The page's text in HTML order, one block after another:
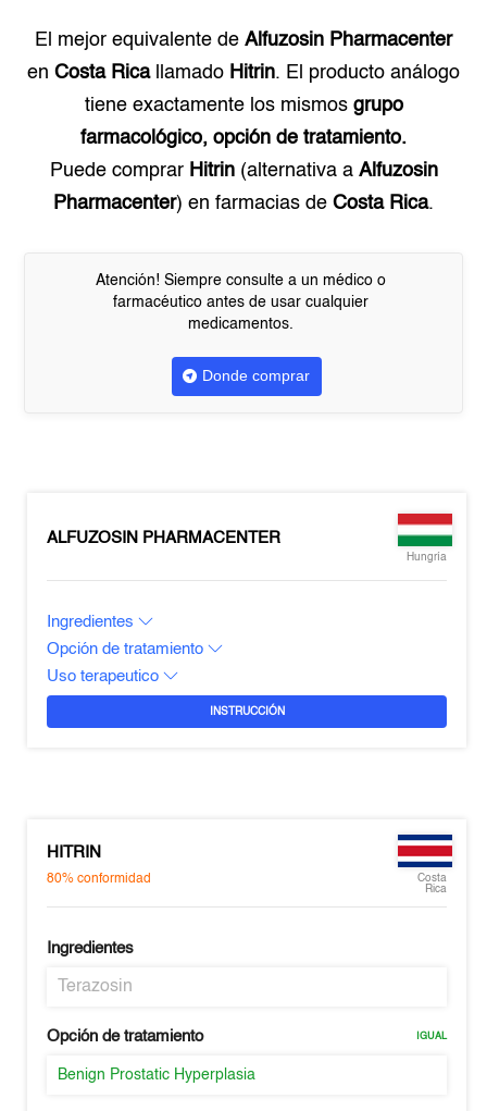
El mejor equivalente de Alfuzosin Pharmacenter
en Costa Ricallamado Hitrin. El producto análogo
tiene exactamente los mismos grupo
farmacológico, opción de tratamiento.
Puede comprar Hitrin(alternativa a Alfuzosin
Pharmacenter) en farmacias de Costa Rica.
Atención! Siempre consulte a un médico o
farmacéutico antes de usar cualquier
medicamentos.
Donde comprar
ALFUZOSIN PHARMACENTER
Hungría
Ingredientes
Opción de tratamiento
Uso terapeutico
INSTRUCCIÓN
HITRIN
80%conformidad
Costa
Rica
Ingredientes
Terazosin
Opción de tratamiento IGUAL
Benign Prostatic Hyperplasia